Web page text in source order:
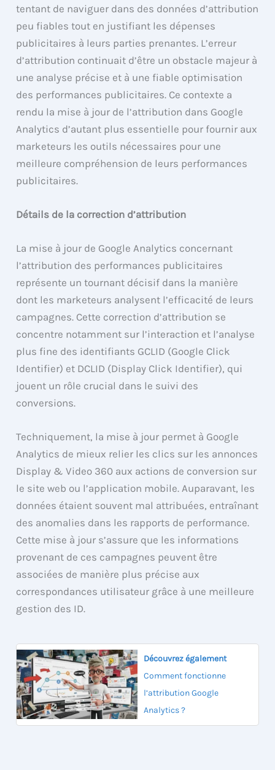
tentant de naviguer dans des données d’attribution
peu fiables tout en justifiant les dépenses
publicitaires à leurs parties prenantes. L’erreur
d’attribution continuait d’être un obstacle majeur à
une analyse précise et à une fiable optimisation
des performances publicitaires. Ce contexte a
rendu la mise à jour de l’attribution dans Google
Analytics d’autant plus essentielle pour fournir aux
marketeurs les outils nécessaires pour une
meilleure compréhension de leurs performances
publicitaires.
Détails de la correction d’attribution
La mise à jour de Google Analytics concernant
l’attribution des performances publicitaires
représente un tournant décisif dans la manière
dont les marketeurs analysent l’efficacité de leurs
campagnes. Cette correction d’attribution se
concentre notamment sur l’interaction et l’analyse
plus fine des identifiants GCLID (Google Click
Identifier) et DCLID (Display Click Identifier), qui
jouent un rôle crucial dans le suivi des
conversions.
Techniquement, la mise à jour permet à Google
Analytics de mieux relier les clics sur les annonces
Display & Video 360 aux actions de conversion sur
le site web ou l’application mobile. Auparavant, les
données étaient souvent mal attribuées, entraînant
des anomalies dans les rapports de performance.
Cette mise à jour s’assure que les informations
provenant de ces campagnes peuvent être
associées de manière plus précise aux
correspondances utilisateur grâce à une meilleure
gestion des ID.
Découvrez également
Comment fonctionne
l’attribution Google
Analytics ?